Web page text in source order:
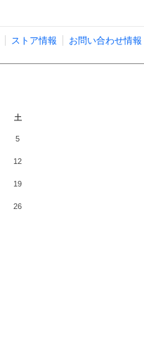
ストア情報 お問い合わせ情報
土
5
12
19
26